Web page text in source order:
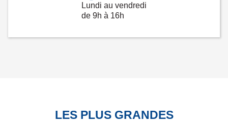
Lundi au vendredi
de 9h à 16h
LES PLUS GRANDES